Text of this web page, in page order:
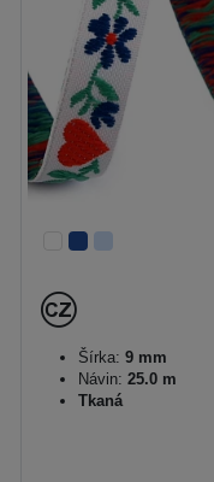
Šírka: 9 mm
Návin: 25.0 m
Tkaná